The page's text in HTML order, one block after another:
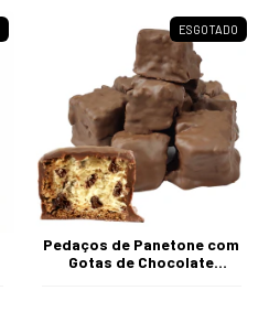
ESGOTADO
Pedaços de Panetone com
Gotas de Chocolate